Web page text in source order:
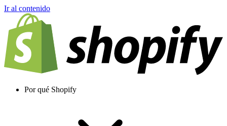
Ir al contenido
Por qué Shopify